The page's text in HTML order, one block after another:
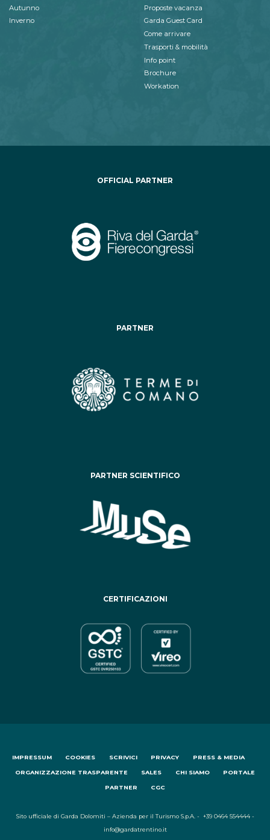
Autunno
Inverno
Proposte vacanza
Garda Guest Card
Come arrivare
Trasporti & mobilità
Info point
Brochure
Workation
OFFICIAL PARTNER
PARTNER
PARTNER SCIENTIFICO
CERTIFICAZIONI
IMPRESSUM COOKIES SCRIVICI PRIVACY PRESS & MEDIA
ORGANIZZAZIONE TRASPARENTE SALES CHI SIAMO PORTALE
PARTNER CGC
Sito ufficiale di Garda Dolomiti – Azienda per il Turismo S.p.A. - +39 0464 554444 -
info@gardatrentino.it